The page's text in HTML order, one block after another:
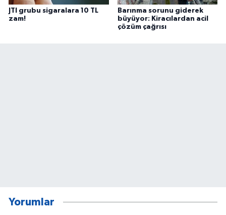
JTI grubu sigaralara 10 TL
zam!
Barınma sorunu giderek
büyüyor: Kiracılardan acil
çözüm çağrısı
Yorumlar